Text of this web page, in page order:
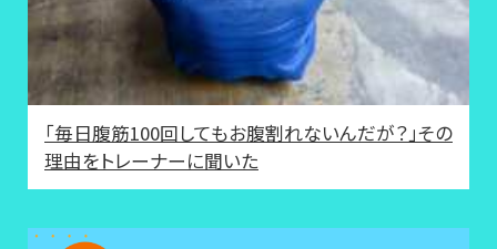
「毎日腹筋100回してもお腹割れないんだが？」その
理由をトレーナーに聞いた